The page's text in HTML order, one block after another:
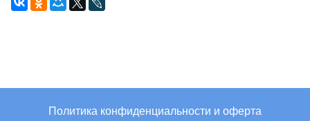
Политика конфиденциальности и оферта